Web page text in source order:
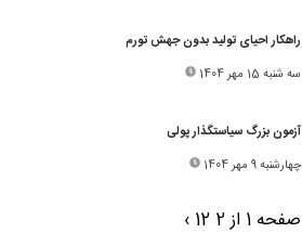
راهکار احیای تولید بدون جهش تورم
سه شنبه 15 مهر 1404
آزمون بزرگ سیاستگذار پولی
چهارشنبه 9 مهر 1404
صفحه 1 از 2 12
›